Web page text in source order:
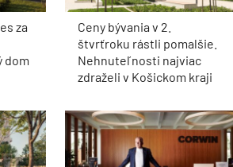
za
dom
Ceny bývania v 2.
štvrťroku rástli pomalšie.
Nehnuteľnosti najviac
zdraželi v Košickom kraji